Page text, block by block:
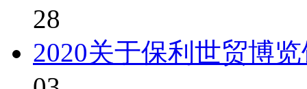
28
2020关于保利世贸博